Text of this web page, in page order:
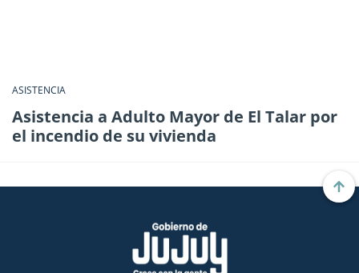
ASISTENCIA
Asistencia a Adulto Mayor de El Talar por
el incendio de su vivienda